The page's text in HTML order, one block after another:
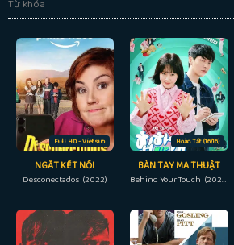
Từ khóa
Full HD - Vietsub
NGẮT KẾT NỐI
Desconectados (2022)
Hoàn Tất (16/16)
BÀN TAY MA THUẬT
Behind Your Touch (2023)